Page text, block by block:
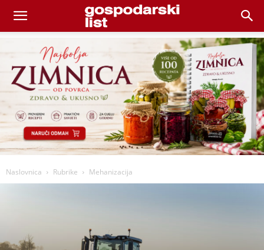
Naslovnica Rubrike Mehanizacija